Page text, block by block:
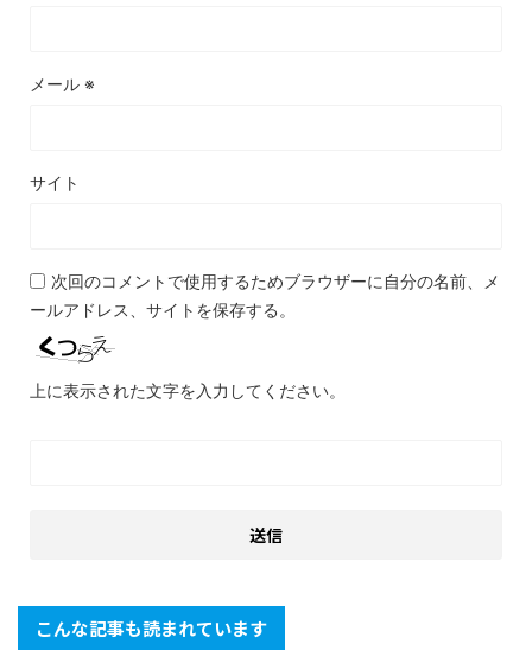
メール ※
サイト
次回のコメントで使用するためブラウザーに自分の名前、メ
ールアドレス、サイトを保存する。
上に表示された文字を入力してください。
こんな記事も読まれています